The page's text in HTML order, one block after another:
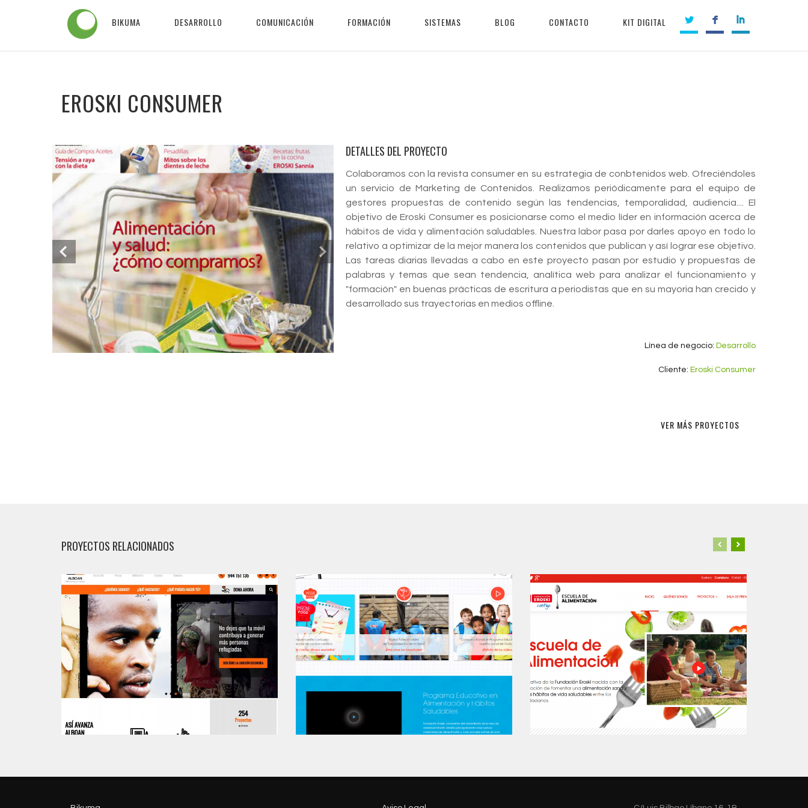
BIKUMA DESARROLLO COMUNICACIÓN FORMACIÓN SISTEMAS BLOG CONTACTO KIT DIGITAL
EROSKI CONSUMER
DETALLES DEL PROYECTO
Colaboramos con la revista consumer en su estrategia de conbtenidos web. Ofreciéndoles
un servicio de Marketing de Contenidos. Realizamos periódicamente para el equipo de
gestores propuestas de contenido según las tendencias, temporalidad, audiencia.... El
objetivo de Eroski Consumer es posicionarse como el medio líder en información acerca de
hábitos de vida y alimentación saludables. Nuestra labor pasa por darles apoyo en todo lo
relativo a optimizar de la mejor manera los contenidos que publican y así lograr ese objetivo.
Las tareas diarias llevadas a cabo en este proyecto pasan por estudio y propuestas de
palabras y temas que sean tendencia, analítica web para analizar el funcionamiento y
"formación" en buenas prácticas de escritura a periodistas que en su mayoria han crecido y
desarrollado sus trayectorias en medios offline.
Línea de negocio: Desarrollo
Cliente: Eroski Consumer
VER MÁS PROYECTOS
PROYECTOS RELACIONADOS